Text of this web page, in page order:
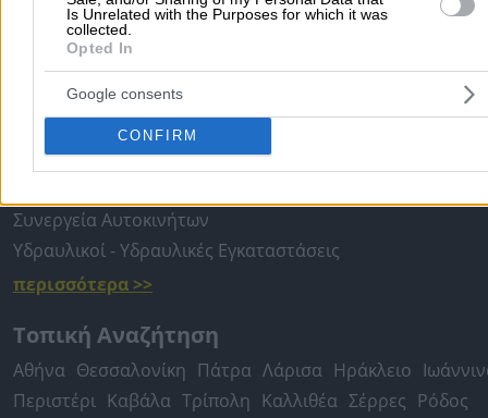
Is Unrelated with the Purposes for which it was
collected.
Opted In
Google consents
CONFIRM
> Νομός ΧΙΟΥ
Δημοφιλείς Αναζητήσεις
Μετακομίσεις & Μεταφορές Κλειδιά & Κλειδαριές
Συνεργεία Αυτοκινήτων
Υδραυλικοί - Υδραυλικές Εγκαταστάσεις
περισσότερα >>
Τοπική Αναζήτηση
Αθήνα Θεσσαλονίκη Πάτρα Λάρισα Ηράκλειο
Περιστέρι Καβάλα Τρίπολη Καλλιθέα Σέρρες Ρόδος